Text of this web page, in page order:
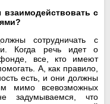
с
сотрудничать с
Когда речь идет о
фонде, все, кто имеют
А, как правило,
есть, и они должны
мимо всевозможных
задумываемся, что